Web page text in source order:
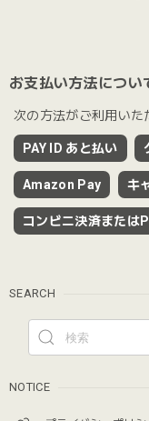
お支払い方法につい
次の方法がご利用いた
PAY ID あと払い
Amazon Pay キ
コンビニ決済または
SEARCH
NOTICE